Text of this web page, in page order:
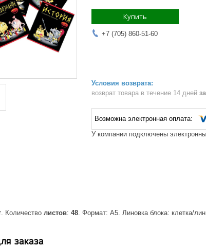
Купить
+7 (705) 860-51-60
возврат товара в течение 14 дней
У компании подключены
. Количество листов: 48. Формат: А5. Линовка блока: клетка/
заказа